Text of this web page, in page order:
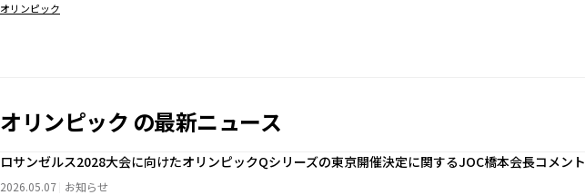
オリンピック
オリンピック の最新ニュース
ロサンゼルス2028大会に向けたオリンピックQシリーズの東京開催決定に関するJOC橋本会長コメント
2026.05.07 お知らせ